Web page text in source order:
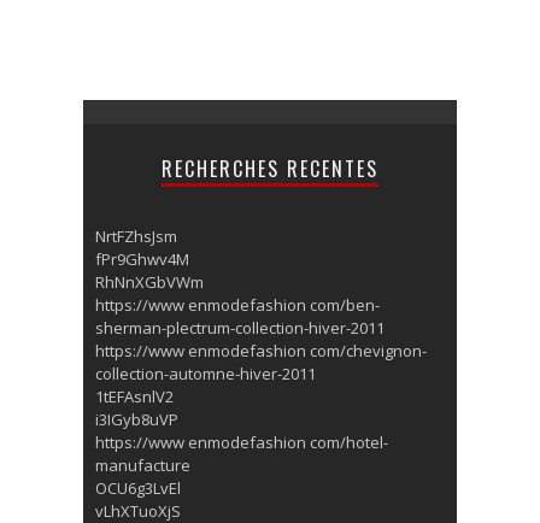
RECHERCHES RECENTES
NrtFZhsJsm
fPr9Ghwv4M
RhNnXGbVWm
https://www enmodefashion com/ben-
sherman-plectrum-collection-hiver-2011
https://www enmodefashion com/chevignon-
collection-automne-hiver-2011
1tEFAsnlV2
i3IGyb8uVP
https://www enmodefashion com/hotel-
manufacture
OCU6g3LvEl
vLhXTuoXjS